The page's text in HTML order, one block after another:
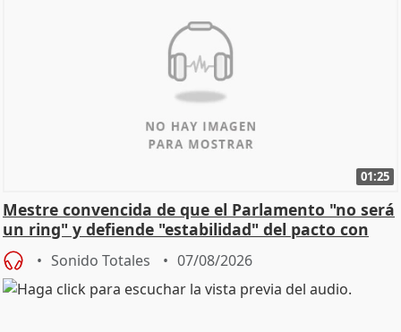
01:25
Mestre convencida de que el Parlamento "no será
un ring" y defiende "estabilidad" del pacto con
Vox
Sonido Totales 07/08/2026